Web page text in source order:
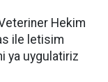
Hekim
ile letisim
ya uygulatiriz